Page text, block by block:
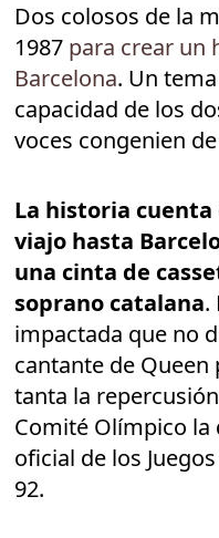
Dos colosos de la
1987 para crear un
Barcelona. Un
capacidad de los
voces congenien
La historia
viajo hasta
una cinta de
soprano catalana.
impactada que no
cantante de Queen
tanta la
Comité Olímpico la
oficial de los
92.